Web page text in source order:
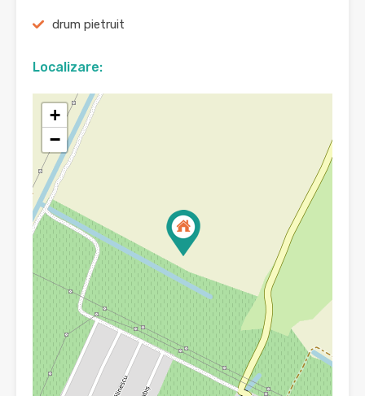
drum pietruit
Localizare:
+
−